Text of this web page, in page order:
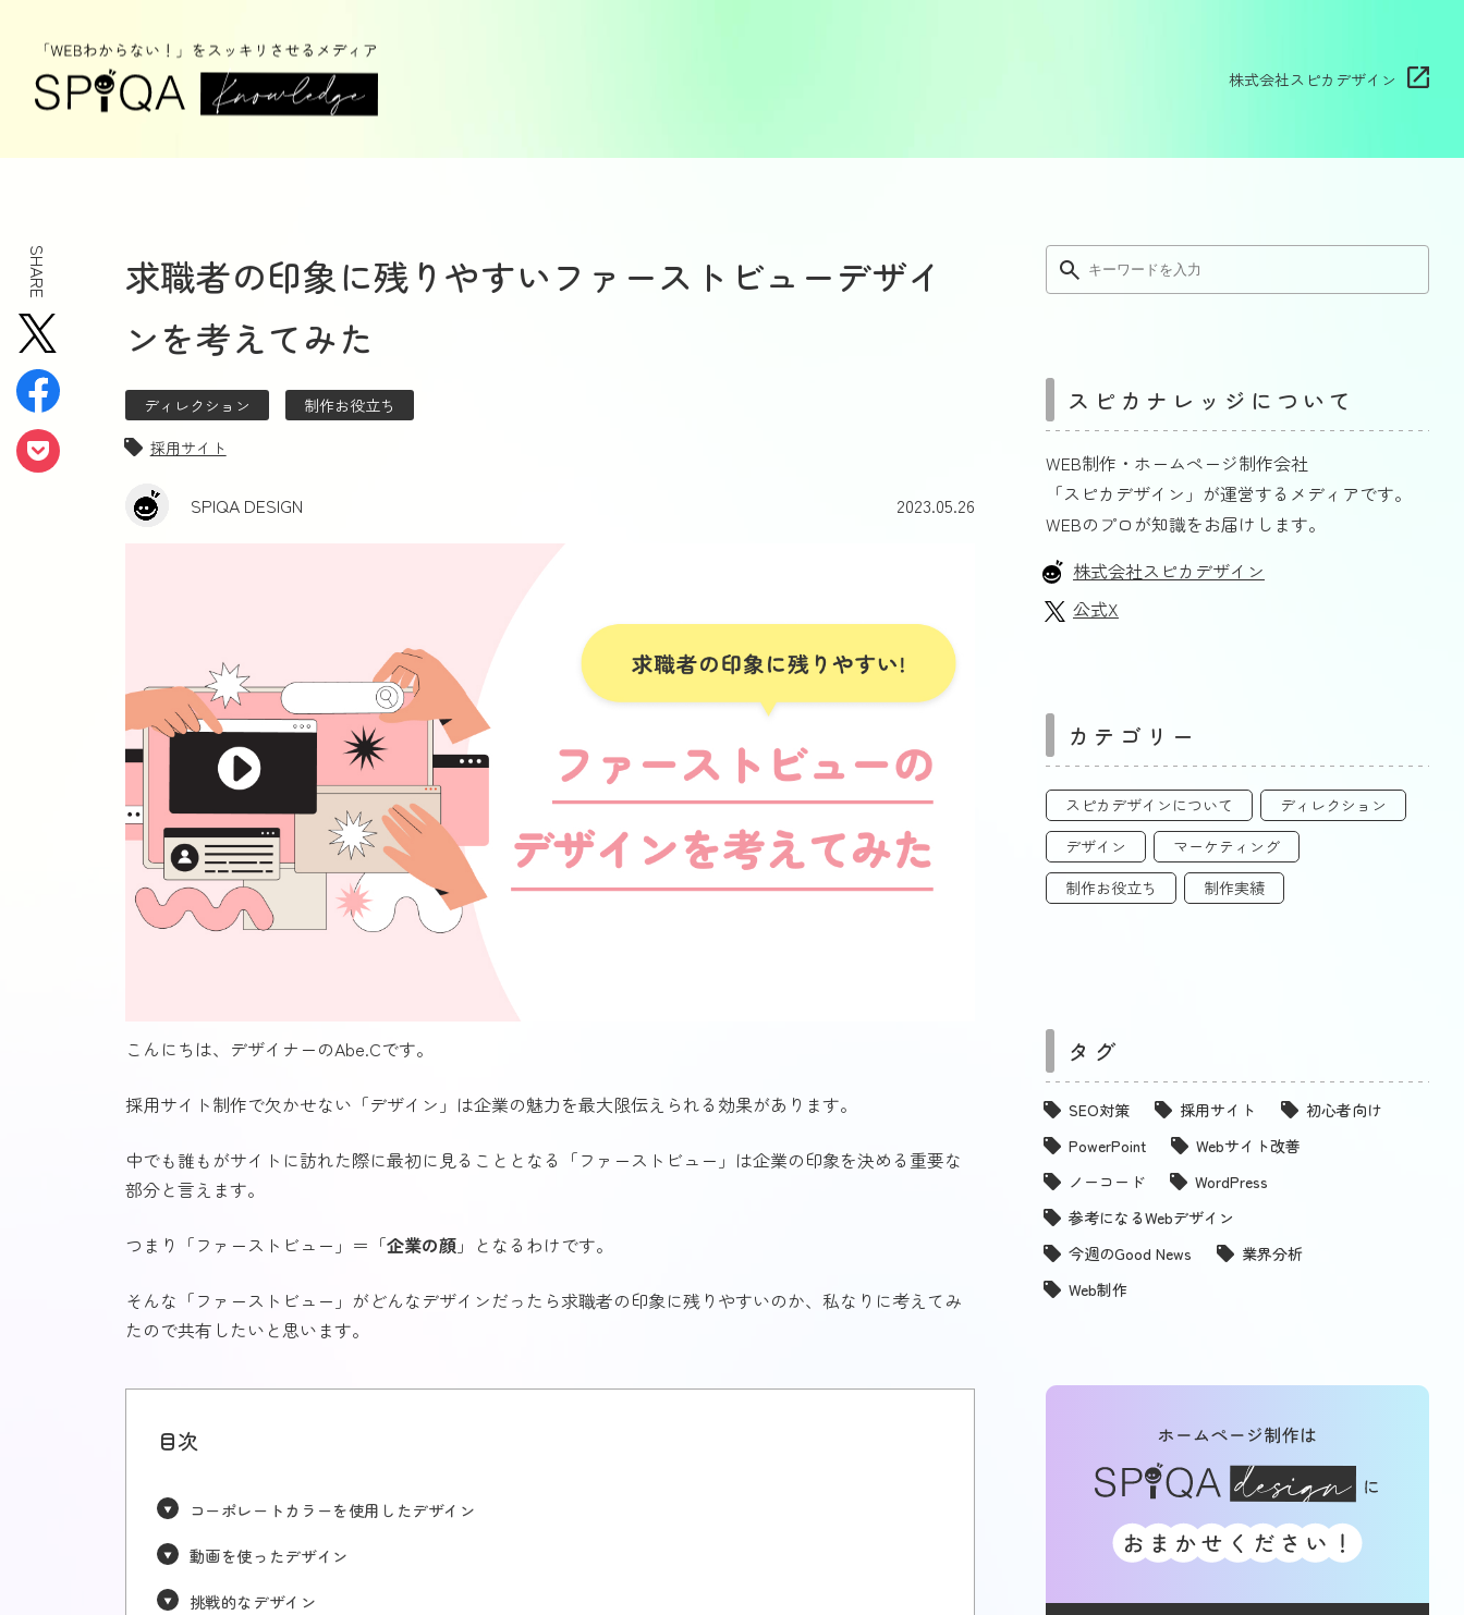
株式会社スピカデザイン
SHARE
求職者の印象に残りやすいファーストビューデザイ
ンを考えてみた
ディレクション
制作お役立ち
採用サイト
SPIQA DESIGN 2023.05.26
こんにちは、デザイナーのAbe.Cです。
採用サイト制作で欠かせない「デザイン」は企業の魅力を最大限伝えられる効果があります。
中でも誰もがサイトに訪れた際に最初に見ることとなる「ファーストビュー」は企業の印象を決める重要な
部分と言えます。
つまり「ファーストビュー」＝「企業の顔」となるわけです。
そんな「ファーストビュー」がどんなデザインだったら求職者の印象に残りやすいのか、私なりに考えてみ
たので共有したいと思います。
目次
コーポレートカラーを使用したデザイン
動画を使ったデザイン
挑戦的なデザイン
スピカナレッジについて
WEB制作・ホームページ制作会社
「スピカデザイン」が運営するメディアです。
WEBのプロが知識をお届けします。
株式会社スピカデザイン
公式X
カテゴリー
スピカデザインについて
ディレクション
デザイン
マーケティング
制作お役立ち
制作実績
タグ
SEO対策 採用サイト
初心者向け
PowerPoint
Webサイト改善
ノーコード
WordPress
参考になるWebデザイン
今週のGood News
業界分析
Web制作